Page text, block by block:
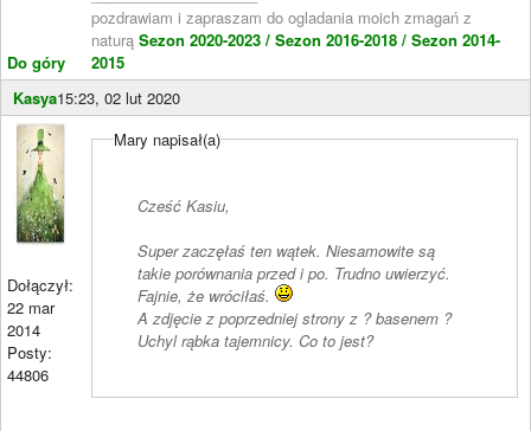
Do góry
pozdrawiam i zapraszam do ogladania moich zmagań z
naturą Sezon 2020-2023 / Sezon 2016-2018 / Sezon 2014-
2015
Kasya15:23, 02 lut 2020
Dołączył:
22 mar
2014
Posty:
44806
Mary napisał(a)
Cześć Kasiu,
Super zaczęłaś ten wątek. Niesamowite są
takie porównania przed i po. Trudno uwierzyć.
Fajnie, że wróciłaś.
A zdjęcie z poprzedniej strony z ? basenem ?
Uchyl rąbka tajemnicy. Co to jest?